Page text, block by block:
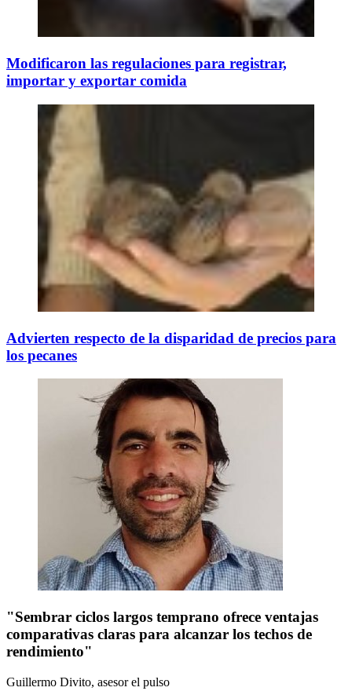
Modificaron las regulaciones para registrar,
importar y exportar comida
Advierten respecto de la disparidad de precios para
los pecanes
"Sembrar ciclos largos temprano ofrece ventajas
comparativas claras para alcanzar los techos de
rendimiento"
Guillermo Divito, asesor el pulso